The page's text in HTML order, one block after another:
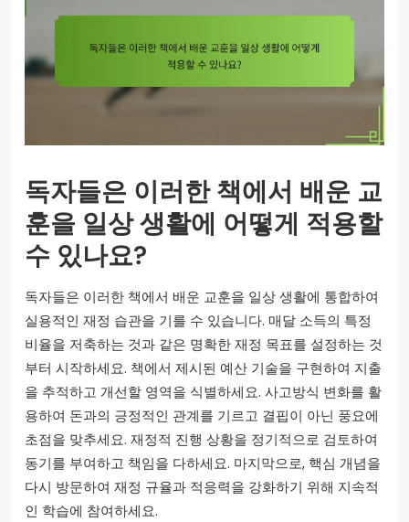
독자들은 이러한 책에서 배운 교
훈을 일상 생활에 어떻게 적용할
수 있나요?
독자들은 이러한 책에서 배운 교훈을 일상 생활에 통합하여
실용적인 재정 습관을 기를 수 있습니다. 매달 소득의 특정
비율을 저축하는 것과 같은 명확한 재정 목표를 설정하는 것
부터 시작하세요. 책에서 제시된 예산 기술을 구현하여 지출
을 추적하고 개선할 영역을 식별하세요. 사고방식 변화를 활
용하여 돈과의 긍정적인 관계를 기르고 결핍이 아닌 풍요에
초점을 맞추세요. 재정적 진행 상황을 정기적으로 검토하여
동기를 부여하고 책임을 다하세요. 마지막으로, 핵심 개념을
다시 방문하여 재정 규율과 적응력을 강화하기 위해 지속적
인 학습에 참여하세요.